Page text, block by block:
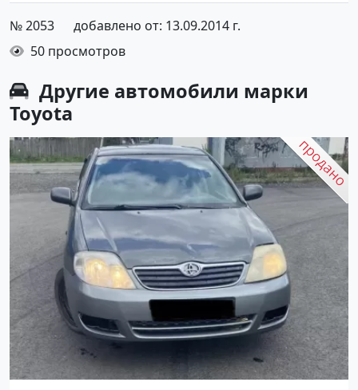
№ 2053
добавлено от: 13.09.2014 г.
50 просмотров
Другие автомобили марки
Toyota